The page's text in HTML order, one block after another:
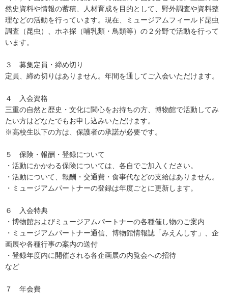
然史資料や情報の蓄積、人材育成を目的として、野外調査や資料整
理などの活動を行っています。現在、ミュージアムフィールド昆虫
調査（昆虫）、ホネ探（哺乳類・鳥類等）の２分野で活動を行って
います。
３ 募集定員・締め切り
定員、締め切りはありません。年間を通してご入会いただけます。
４ 入会資格
三重の自然と歴史・文化に関心をお持ちの方、博物館で活動してみ
たい方はどなたでもお申し込みいただけます。
※高校生以下の方は、保護者の承諾が必要です。
５ 保険・報酬・登録について
・活動にかかわる保険については、各自でご加入ください。
・活動について、報酬・交通費・食事代などの支給はありません。
・ミュージアムパートナーの登録は年度ごとに更新します。
６ 入会特典
・博物館およびミュージアムパートナーの各種催し物のご案内
・ミュージアムパートナー通信、博物館情報誌「みえんしす」、企
画展や各種行事の案内の送付
・登録年度内に開催される各企画展の内覧会への招待
など
７ 年会費